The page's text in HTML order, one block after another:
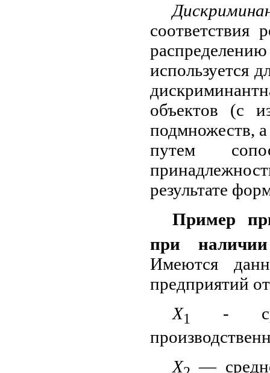
соответствия
используется
объектов (с
подмножеств, а
путем
результате
Пример
при
Имеются
предприятий
Х1
-
Х
—